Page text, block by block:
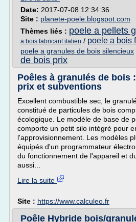
Date: 2017-07-08 12:34:36
Site : planete-poele.blogspot.com
Thèmes liés : poele a pellets
a bois fabricant italien / poele a bois
poele a granules de bois silencieux
de bois prix
Poêles à granulés de bois
prix et subventions
Excellent combustible sec, le
constitué de particules de bois
écologique. Le modèle de base de
comporte un petit silo intégré pour
l'approvisionnement. Les modèles
équipés d'un programmateur
du fonctionnement de l'appareil et
aussi...
Lire la suite
Site : https://www.calculeo.fr
Poêle Hybride bois/